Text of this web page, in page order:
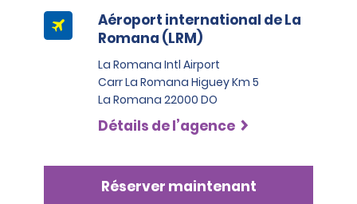
Aéroport international de La
Romana (LRM)
La Romana Intl Airport
Carr La Romana Higuey Km 5
La Romana 22000 DO
Détails de l’agence
Réserver maintenant